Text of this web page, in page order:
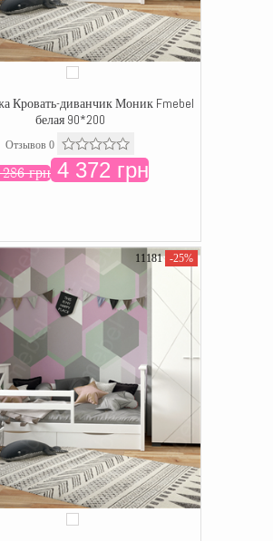
Кровать-диванчик Моник Fmebel
белая 90*200
Отзывов 0
грн 4 372 грн
11181 -25%